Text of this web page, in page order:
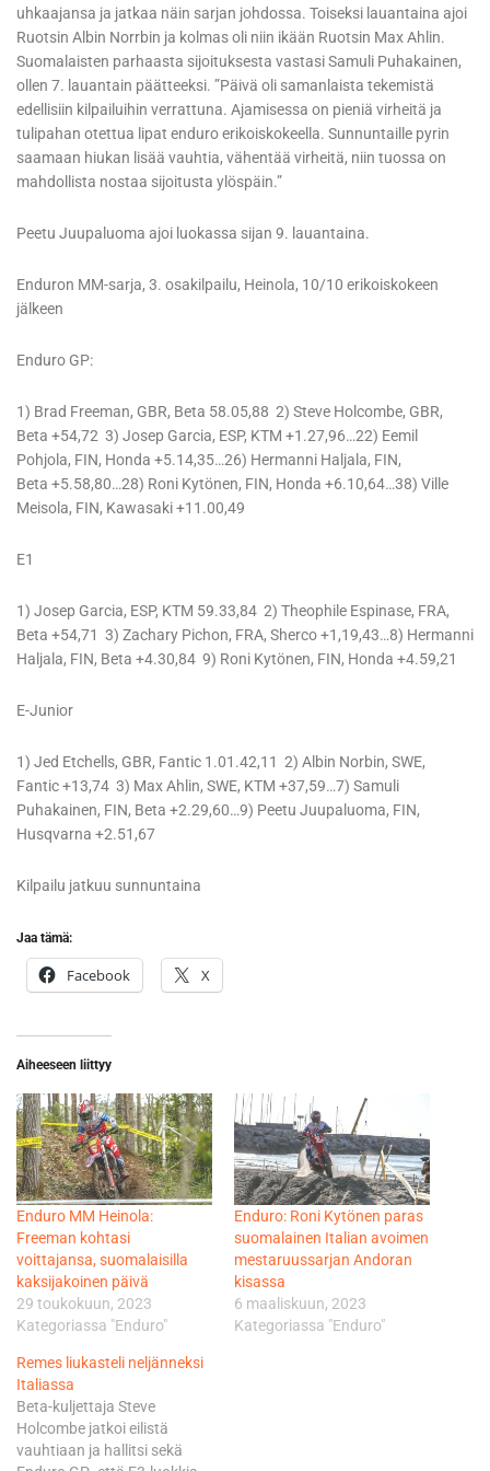
uhkaajansa ja jatkaa näin sarjan johdossa. Toiseksi lauantaina ajoi
Ruotsin Albin Norrbin ja kolmas oli niin ikään Ruotsin Max Ahlin.
Suomalaisten parhaasta sijoituksesta vastasi Samuli Puhakainen,
ollen 7. lauantain päätteeksi. ”Päivä oli samanlaista tekemistä
edellisiin kilpailuihin verrattuna. Ajamisessa on pieniä virheitä ja
tulipahan otettua lipat enduro erikoiskokeella. Sunnuntaille pyrin
saamaan hiukan lisää vauhtia, vähentää virheitä, niin tuossa on
mahdollista nostaa sijoitusta ylöspäin.”
Peetu Juupaluoma ajoi luokassa sijan 9. lauantaina.
Enduron MM-sarja, 3. osakilpailu, Heinola, 10/10 erikoiskokeen
jälkeen
Enduro GP:
1) Brad Freeman, GBR, Beta 58.05,88 2) Steve Holcombe, GBR,
Beta +54,72 3) Josep Garcia, ESP, KTM +1.27,96…22) Eemil
Pohjola, FIN, Honda +5.14,35…26) Hermanni Haljala, FIN,
Beta +5.58,80…28) Roni Kytönen, FIN, Honda +6.10,64…38) Ville
Meisola, FIN, Kawasaki +11.00,49
E1
1) Josep Garcia, ESP, KTM 59.33,84 2) Theophile Espinase, FRA,
Beta +54,71 3) Zachary Pichon, FRA, Sherco +1,19,43…8) Hermanni
Haljala, FIN, Beta +4.30,84 9) Roni Kytönen, FIN, Honda +4.59,21
E-Junior
1) Jed Etchells, GBR, Fantic 1.01.42,11 2) Albin Norbin, SWE,
Fantic +13,74 3) Max Ahlin, SWE, KTM +37,59…7) Samuli
Puhakainen, FIN, Beta +2.29,60…9) Peetu Juupaluoma, FIN,
Husqvarna +2.51,67
Kilpailu jatkuu sunnuntaina
Jaa tämä:
Facebook X
Aiheeseen liittyy
Enduro MM Heinola:
Freeman kohtasi
voittajansa, suomalaisilla
kaksijakoinen päivä
29 toukokuun, 2023
Kategoriassa "Enduro"
Enduro: Roni Kytönen paras
suomalainen Italian avoimen
mestaruussarjan Andoran
kisassa
6 maaliskuun, 2023
Kategoriassa "Enduro"
Remes liukasteli neljänneksi
Italiassa
Beta-kuljettaja Steve
Holcombe jatkoi eilistä
vauhtiaan ja hallitsi sekä